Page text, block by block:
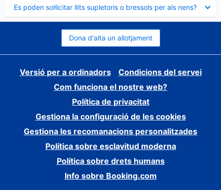
Es poden sol·licitar llits supletoris o bressols per als nens?
tancat
Dona d'alta un allotjament
Versió per a ordinadors
Condicions del servei
Com funciona el nostre web?
Política de privacitat
Gestiona la configuració de les cookies
Gestiona les recomanacions personalitzades
Política sobre esclavitud moderna
Política sobre drets humans
Info sobre Booking.com